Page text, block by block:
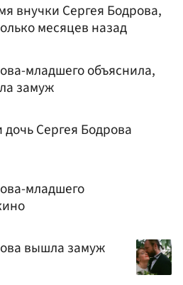
внучки Сергея Бодрова,
месяцев назад
младшего объяснила,
замуж
Сергея Бодрова
младшего
вышла замуж